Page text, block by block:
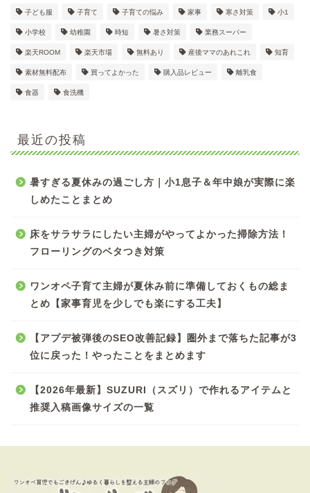
子ども服 子育て 子育ての悩み 家事 寒さ対策 小1
小学校 幼稚園 時短 暑さ対策 業務スーパー
楽天ROOM 楽天市場 無料あり 産後ママのあれこれ 知育
素材無料配布 買ってよかった 購入品レビュー 離乳食
食器 食洗機
最近の投稿
暑すぎる夏休みの過ごし方｜小1息子＆年中娘が実際に楽
しめたことまとめ
床をサラサラにしたい主婦がやってよかった掃除方法！
フローリングのベタつき対策
ワンオペ子育て主婦が夏休み前に準備しておくもの総ま
とめ【家事育児を少しでも楽にする工夫】
【アプデ被弾後のSEO改善記録】圏外まで落ちた記事が3
位に戻った！やったことをまとめます
【2026年最新】SUZURI（スズリ）で作れるアイテムと
推奨入稿画像サイズの一覧